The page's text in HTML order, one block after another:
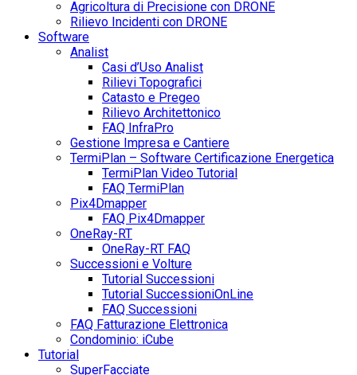
Agricoltura di Precisione con DRONE
Rilievo Incidenti con DRONE
Software
Analist
Casi d’Uso Analist
Rilievi Topografici
Catasto e Pregeo
Rilievo Architettonico
FAQ InfraPro
Gestione Impresa e Cantiere
TermiPlan – Software Certificazione Energetica
TermiPlan Video Tutorial
FAQ TermiPlan
Pix4Dmapper
FAQ Pix4Dmapper
OneRay-RT
OneRay-RT FAQ
Successioni e Volture
Tutorial Successioni
Tutorial SuccessioniOnLine
FAQ Successioni
FAQ Fatturazione Elettronica
Condominio: iCube
Tutorial
SuperFacciate